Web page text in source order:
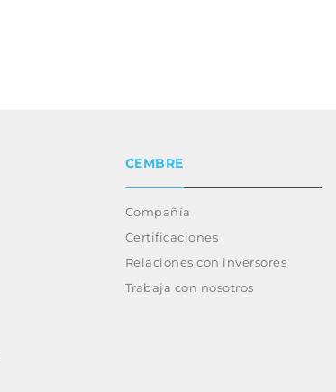
CEMBRE
Compañía
Certificaciones
Relaciones con inversores
Trabaja con nosotros